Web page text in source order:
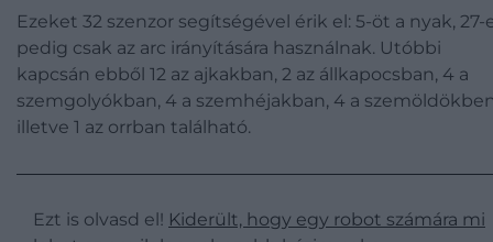
Ezeket 32 szenzor segítségével érik el: 5-öt a nyak, 27-
pedig csak az arc irányítására használnak. Utóbbi
kapcsán ebből 12 az ajkakban, 2 az állkapocsban, 4 a
szemgolyókban, 4 a szemhéjakban, 4 a
illetve 1 az orrban található.
Ezt is olvasd el! Kiderült, hogy egy robot számára mi